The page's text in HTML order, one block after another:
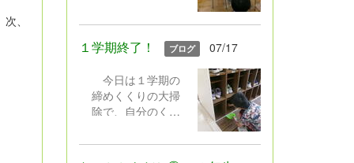
、
の都合で4日）学童
に行っている人は
学校に来ました。
にクラスみんなが
集まりました。元
気に手を振ってく
せてくれる人、恥
１学期終了！ ブログ 07/17
今日は１学期の
締めくくりの大掃
除で、自分のくつ
ました。その後は
終業式。体育館は